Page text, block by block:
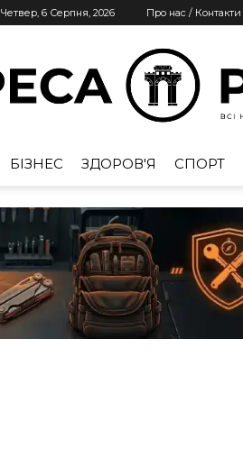
Четвер, 6 Серпня, 2026 Про нас / Контакти
Рівне
БІЗНЕС ЗДОРОВ'Я СПОРТ